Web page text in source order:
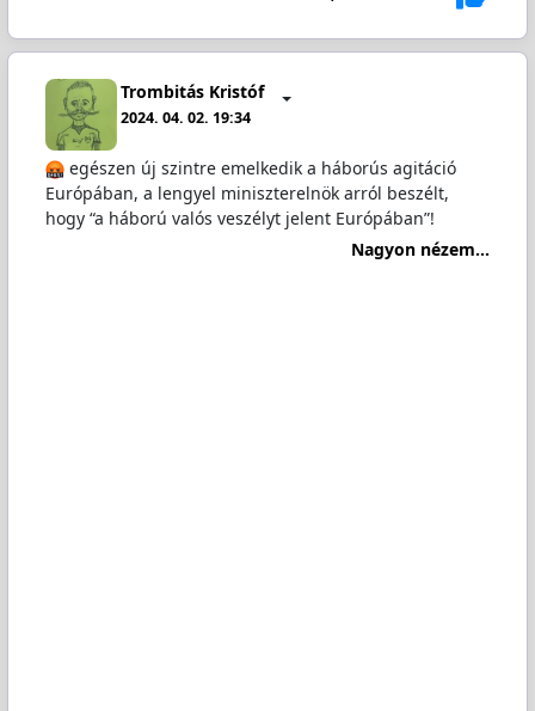
Trombitás Kristóf
2024. 04. 02. 19:34
egészen új szintre emelkedik a háborús agitáció
Európában, a lengyel miniszterelnök arról beszélt,
hogy “a háború valós veszélyt jelent Európában”!
Nagyon nézem...